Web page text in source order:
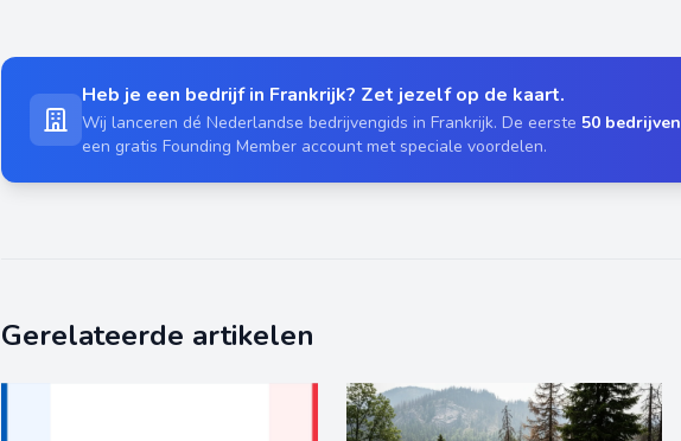
Heb je een bedrijf in Frankrijk? Zet jezelf op de kaart.
Wij lanceren dé Nederlandse bedrijvengids in Frankrijk. De eerste 50 bedrijven
een gratis Founding Member account met speciale voordelen.
Gerelateerde artikelen